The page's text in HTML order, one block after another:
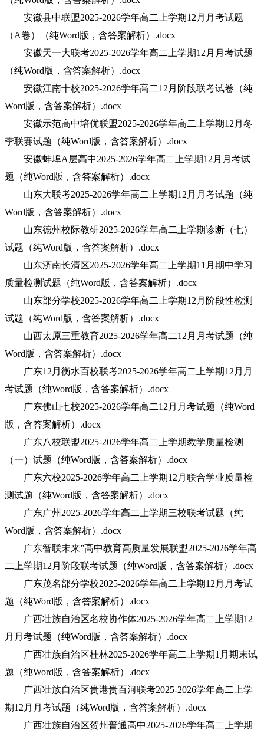
安徽县中联盟2025-2026学年高二上学期12月月考试题
（A卷）（纯Word版，含答案解析）.docx
安徽天一大联考2025-2026学年高二上学期12月月考试题
（纯Word版，含答案解析）.docx
安徽江南十校2025-2026学年高二12月阶段联考试卷（纯
Word版，含答案解析）.docx
安徽示范高中培优联盟2025-2026学年高二上学期12月冬
季联赛试题（纯Word版，含答案解析）.docx
安徽蚌埠A层高中2025-2026学年高二上学期12月月考试
题（纯Word版，含答案解析）.docx
山东大联考2025-2026学年高二上学期12月月考试题（纯
Word版，含答案解析）.docx
山东德州校际教研2025-2026学年高二上学期诊断（七）
试题（纯Word版，含答案解析）.docx
山东济南长清区2025-2026学年高二上学期11月期中学习
质量检测试题（纯Word版，含答案解析）.docx
山东部分学校2025-2026学年高二上学期12月阶段性检测
试题（纯Word版，含答案解析）.docx
山西太原三重教育2025-2026学年高二12月月考试题（纯
Word版，含答案解析）.docx
广东12月衡水百校联考2025-2026学年高二上学期12月月
考试题（纯Word版，含答案解析）.docx
广东佛山七校2025-2026学年高二12月月考试题（纯Word
版，含答案解析）.docx
广东八校联盟2025-2026学年高二上学期教学质量检测
（一）试题（纯Word版，含答案解析）.docx
广东六校2025-2026学年高二上学期12月联合学业质量检
测试题（纯Word版，含答案解析）.docx
广东广州2025-2026学年高二上学期三校联考试题（纯
Word版，含答案解析）.docx
广东智联未来”高中教育高质量发展联盟2025-2026学年高
二上学期12月阶段联考试题（纯Word版，含答案解析）.docx
广东茂名部分学校2025-2026学年高二上学期12月月考试
题（纯Word版，含答案解析）.docx
广西壮族自治区名校协作体2025-2026学年高二上学期12
月月考试题（纯Word版，含答案解析）.docx
广西壮族自治区桂林2025-2026学年高二上学期1月期末试
题（纯Word版，含答案解析）.docx
广西壮族自治区贵港贵百河联考2025-2026学年高二上学
期12月月考试题（纯Word版，含答案解析）.docx
广西壮族自治区贺州普通高中2025-2026学年高二上学期